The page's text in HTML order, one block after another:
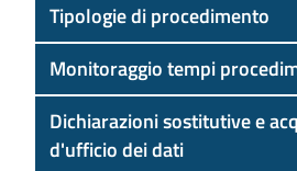
Tipologie di procedimento
Monitoraggio tempi
Dichiarazioni sostitutive e
d'ufficio dei dati